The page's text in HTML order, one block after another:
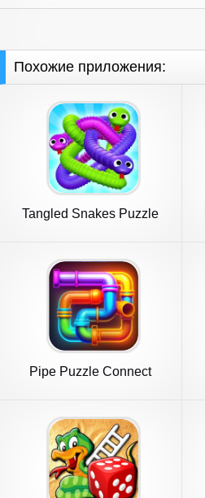
Похожие приложения:
Tangled Snakes Puzzle
Pipe Puzzle Connect